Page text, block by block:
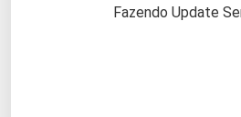
Fazendo Update